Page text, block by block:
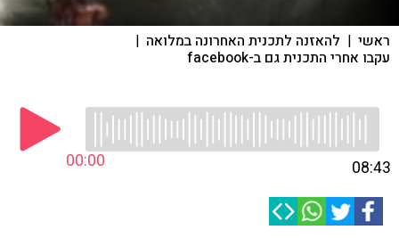
ראשי | להאזנה לתכנית האחרונה במלואה |
עקבו אחרי התכנית גם ב-facebook
00:00 08:43